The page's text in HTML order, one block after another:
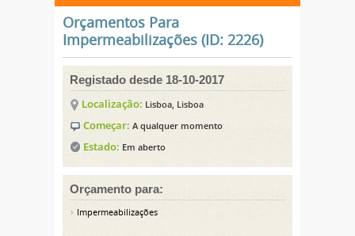
Orçamentos Para
Impermeabilizações (ID: 2226)
Registado desde 18-10-2017
Localização: Lisboa, Lisboa
Começar: A qualquer momento
Estado: Em aberto
Orçamento para:
Impermeabilizações